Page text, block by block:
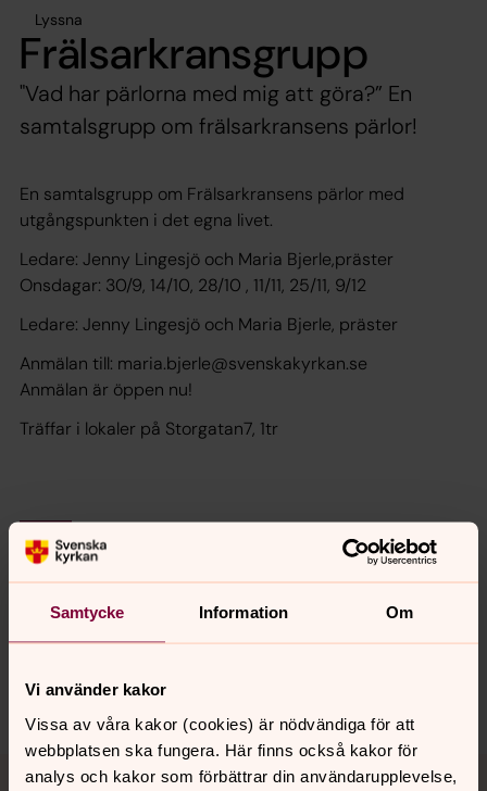
Samtycke Information Om
Vi använder kakor
Vissa av våra kakor (cookies) är nödvändiga för att
webbplatsen ska fungera. Här finns också kakor för
analys och kakor som förbättrar din användarupplevelse,
Lyssna
Frälsarkransgrupp
"Vad har pärlorna med mig att göra?” En
samtalsgrupp om frälsarkransens pärlor!
En samtalsgrupp om Frälsarkransens pärlor med
utgångspunkten i det egna livet.
Ledare: Jenny Lingesjö och Maria Bjerle,präster
Onsdagar: 30/9, 14/10, 28/10 , 11/11, 25/11, 9/12
Ledare: Jenny Lingesjö och Maria Bjerle, präster
Anmälan till: maria.bjerle@svenskakyrkan.se
Anmälan är öppen nu!
Träffar i lokaler på Storgatan7, 1tr
Synpunkter eller frågor på sidans
innehåll?
hedvigeleonoraoscars.forsamling@svenskakyrkan.se
Tillbaka till toppen
Tillbaka till innehållet